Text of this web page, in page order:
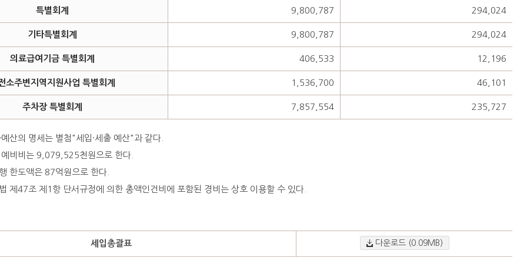
특별회계 9,800,787 294,024
기타특별회계 9,800,787 294,024
의료급여기금 특별회계 406,533 12,196
소주변지역지원사업 특별회계 1,536,700 46,101
주차장 특별회계 7,857,554 235,727
예산의 명세는 별첨"세입·세출 예산"과 같다.
예비비는 9,079,525천원으로 한다.
한도액은 87억원으로 한다.
제47조 제1항 단서규정에 의한 총액인건비에 포함된 경비는 상호 이용할 수 있다.
세입총괄표 다운로드 (0.09MB)